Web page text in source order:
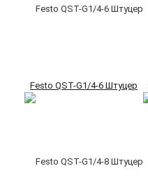
Festo QST-G1/4-6 Штуцер